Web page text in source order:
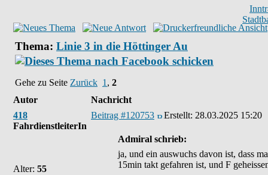
Thema: Linie 3 in die Höttinger Au
Gehe zu Seite Zurück 1 , 2
Autor
Nachricht
418
FahrdienstleiterIn
Alter: 55
Beitrag #120753 Erstellt: 28.03.2025 15:20
Admiral schrieb:
ja, und ein auswuchs davon ist, dass
15min takt gefahren ist, und F